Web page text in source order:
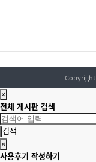
Copyright
×
전체 게시판 검색
검색
×
사용후기 작성하기